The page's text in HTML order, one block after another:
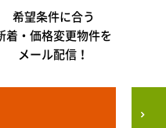
希望条件に合う
着・価格変更物件を
メール配信！